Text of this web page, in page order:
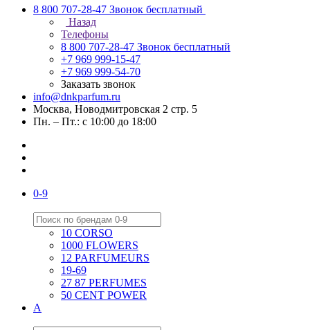
8 800 707-28-47 Звонок бесплатный
Назад
Телефоны
8 800 707-28-47 Звонок бесплатный
+7 969 999-15-47
+7 969 999-54-70
Заказать звонок
info@dnkparfum.ru
Москва, Новодмитровская 2 стр. 5
Пн. – Пт.: с 10:00 до 18:00
0-9
10 CORSO
1000 FLOWERS
12 PARFUMEURS
19-69
27 87 PERFUMES
50 CENT POWER
A